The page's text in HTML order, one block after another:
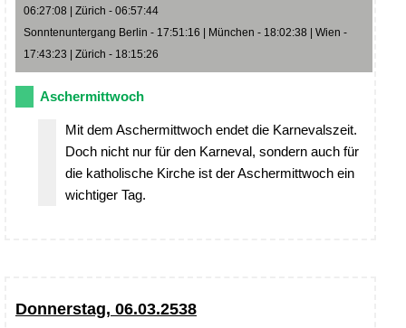
06:27:08 | Zürich - 06:57:44
Sonntenuntergang Berlin - 17:51:16 | München - 18:02:38 | Wien -
17:43:23 | Zürich - 18:15:26
Aschermittwoch
Mit dem Aschermittwoch endet die Karnevalszeit.
Doch nicht nur für den Karneval, sondern auch für
die katholische Kirche ist der Aschermittwoch ein
wichtiger Tag.
Donnerstag, 06.03.2538